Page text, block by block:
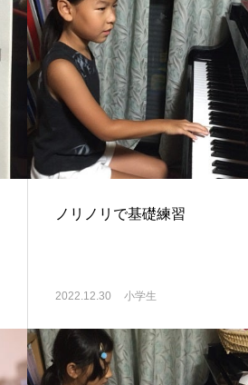
ノリノリで基礎練習
2022.12.30 小学生